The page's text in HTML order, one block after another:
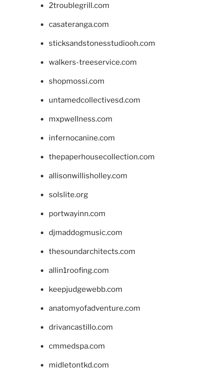
2troublegrill.com
casateranga.com
sticksandstonesstudiooh.com
walkers-treeservice.com
shopmossi.com
untamedcollectivesd.com
mxpwellness.com
infernocanine.com
thepaperhousecollection.com
allisonwillisholley.com
solslite.org
portwayinn.com
djmaddogmusic.com
thesoundarchitects.com
allin1roofing.com
keepjudgewebb.com
anatomyofadventure.com
drivancastillo.com
cmmedspa.com
midletontkd.com